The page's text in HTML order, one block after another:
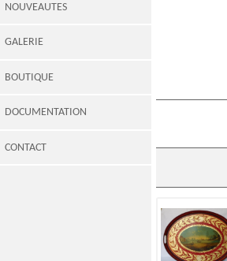
NOUVEAUTES
GALERIE
BOUTIQUE
DOCUMENTATION
CONTACT